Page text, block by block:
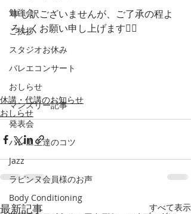
勉強会
ご挨拶
スタジオお休み
バレエコンサート
おしらせ
マンスリー記事
発表会
バレエ上達のコツ
Jazz
ラピンヌ会員様のお声
Body Conditioning
申し訳ございませんが、ご了承の程よ
ろしくお願い申し上げます🙇‍♀️
休講・代講のお知らせ
おしらせ
最新記事 すべて表示